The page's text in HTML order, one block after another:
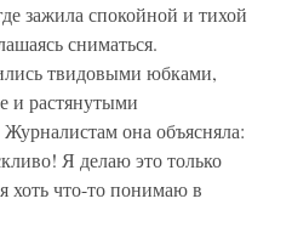
зажила спокойной и тихой
сниматься.
твидовыми юбками,
и растянутыми
она объясняла:
Я делаю это только
хоть что-то понимаю в